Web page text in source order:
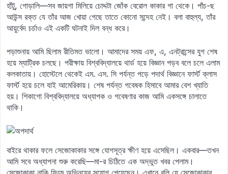
হাঁটু, গোড়ালি—সব জায়গা মিলিয়ে চোদ্দটা জোঁক বেরোল কাকার গা থেকে। পাঁচ-ছ
আউন্স রক্ত যে তাঁর আজ খোয়া গেছে তাতে কোনো সন্দেহ নেই। বলা বাহুল্য, তাঁর
আয়ুর্বেদ চর্চাও এই একটি ঘটনাই দিল বন্ধ করে।
পড়াশুনায় আমি ছিলাম রীতিমত ভালো। আমাদের সময় এফ, এ, এনট্রান্সের যুগ শেষ
হয়ে ম্যাট্রিক চলছে। পরীক্ষায় বিশ্ববিদ্যালয়ে থার্ড হয়ে বিজ্ঞান পড়ব বলে চলে এলাম
কলকাতায়। হোস্টেলে থেকেই এম. এস. সি পর্যন্ত পড়ে পদার্থ বিজ্ঞানে ফার্স্ট ক্লাস
ফার্স্ট হয়ে চলে যাই আমেরিকায়। শেষ পর্যন্ত গবেষক হিসাবে আমার বেশ খ্যাতি
হয়। শিকাগো বিশ্ববিদ্যালয়ে অধ্যাপক ও গবেষণার কাজ আমি একসঙ্গে চালাতে
থাকি।
বাইরে থাকার ফলে সেজোকাকার সঙ্গে যোগসূত্র ক্ষীণ হয়ে এসেছিল। একবার—তখন
আমি সবে অধ্যাপনা শুরু করেছি—মা-র চিঠিতে এক অদ্ভুত খবর পেলাম।